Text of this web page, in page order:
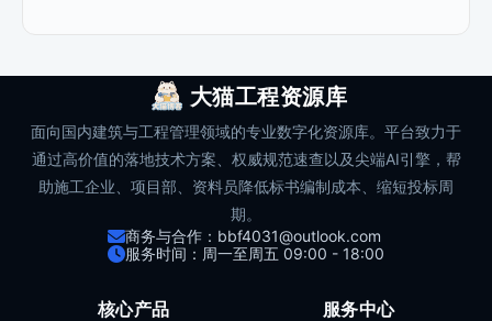
大猫工程资源库
面向国内建筑与工程管理领域的专业数字化资源库。平台致力于
通过高价值的落地技术方案、权威规范速查以及尖端AI引擎，帮
助施工企业、项目部、资料员降低标书编制成本、缩短投标周
期。
商务与合作：bbf4031@outlook.com
服务时间：周一至周五 09:00 - 18:00
核心产品 服务中心